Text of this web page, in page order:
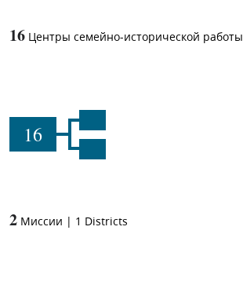
16 Центры семейно-исторической работы
16
2 Миссии | 1 Districts